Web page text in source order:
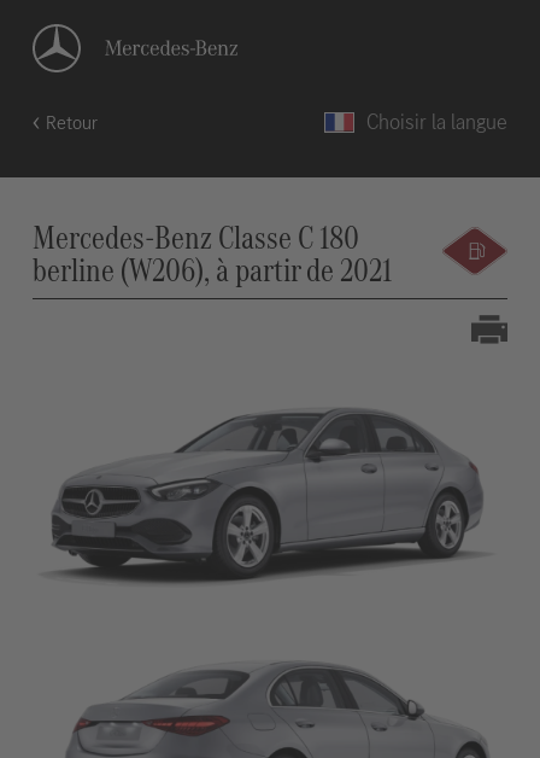
Retour Choisir la langue
Mercedes-Benz Classe C 180
berline (W206), à partir de 2021